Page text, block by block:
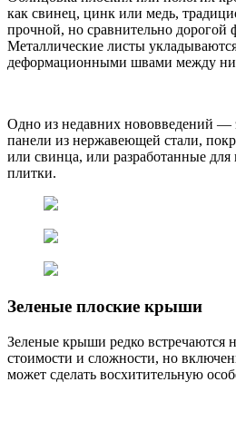
как свинец, цинк или медь,
прочной, но сравнительно
Металлические листы
деформационными швами между
Одно из недавних нововведений —
панели из нержавеющей стали,
или свинца, или разработанные
плитки.
Зеленые плоские крыши
Зеленые крыши редко встречаются
стоимости и сложности, но
может сделать восхитительную